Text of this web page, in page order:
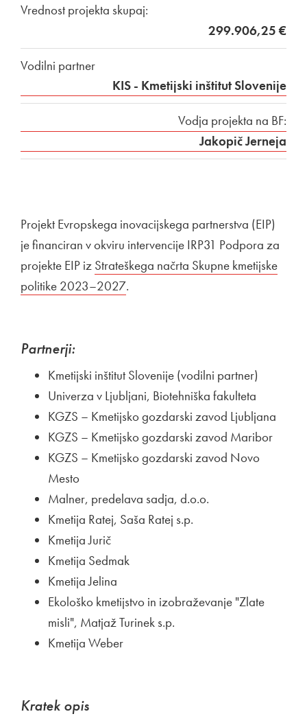
Vrednost projekta skupaj:
299.906,25 €
Vodilni partner
KIS - Kmetijski inštitut Slovenije
Vodja projekta na BF:
Jakopič Jerneja
Projekt Evropskega inovacijskega partnerstva (EIP)
je financiran v okviru intervencije IRP31 Podpora za
projekte EIP iz Zunanja povezava na
Strateškega načrta Skupne kmetijske
politike 2023–2027Odpira se v novem oknu
.
Partnerji:
Kmetijski inštitut Slovenije (vodilni partner)
Univerza v Ljubljani, Biotehniška fakulteta
KGZS – Kmetijsko gozdarski zavod Ljubljana
KGZS – Kmetijsko gozdarski zavod Maribor
KGZS – Kmetijsko gozdarski zavod Novo
Mesto
Malner, predelava sadja, d.o.o.
Kmetija Ratej, Saša Ratej s.p.
Kmetija Jurič
Kmetija Sedmak
Kmetija Jelina
Ekološko kmetijstvo in izobraževanje "Zlate
misli", Matjaž Turinek s.p.
Kmetija Weber
Kratek opis